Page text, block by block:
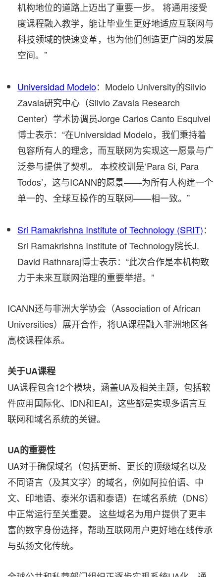
机构地位的道路上迈出了重要一步。 将通用接受
度课程融入教学，能让毕业生更好地适应互联网与
科技领域的快速变革，也为他们创造更广阔的发展
空间。”
Universidad Modelo：Modelo University的Silvio
Zavala研究中心（Silvio Zavala Research
Center）学术协调员Jorge Carlos Canto Esquivel
博士表示：“在Universidad Modelo，我们秉持着
包容所有人的理念，而互联网为实现这一愿景与广
泛参与提供了契机。 本校校训是‘Para Si, Para
Todos’，这与ICANN的愿景——为所有人构建一个
单一的、全球互操作的互联网——相一致。”
Sri Ramakrishna Institute of Technology (SRIT)：
Sri Ramakrishna Institute of Technology院长J.
David Rathnaraj博士表示：“此次合作是本机构致
力于未来互联网治理的重要举措。”
ICANN还与非洲大学协会（Association of African
Universities）展开合作，将UA课程融入非洲地区各
高校课程体系。
关于UA课程
UA课程包含12个模块，涵盖UA及相关主题，包括软
件应用国际化、IDN和EAI，这些都是实现多语言互
联网和域名系统的关键。
UA的重要性
UA对于确保域名（包括更新、更长的顶级域名以及
不同语言（及其文字）的域名，例如阿拉伯语、中
文、印地语、泰米尔语和泰语）在域名系统（DNS）
中正常运行至关重要。 这些域名为用户提供了更丰
富的数字身份选择，帮助互联网用户更好地在线传承
与弘扬文化传统。